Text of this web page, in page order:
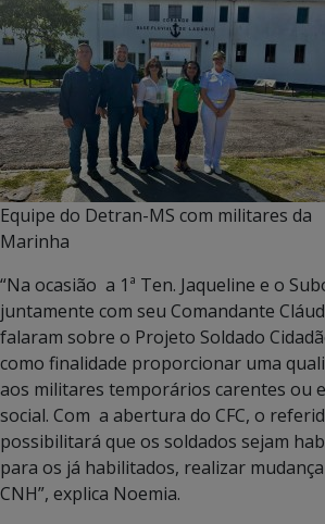
Equipe do Detran-MS com militares da
Marinha
“Na ocasião a 1ª Ten. Jaqueline e o
juntamente com seu Comandante
falaram sobre o Projeto Soldado
como finalidade proporcionar uma
aos militares temporários carentes ou
social. Com a abertura do CFC, o
possibilitará que os soldados sejam
para os já habilitados, realizar
CNH”, explica Noemia.